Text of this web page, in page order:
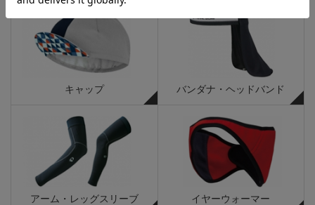
キャップ バンダナ・ヘッドバンド
アーム・レッグスリーブ イヤーウォーマー